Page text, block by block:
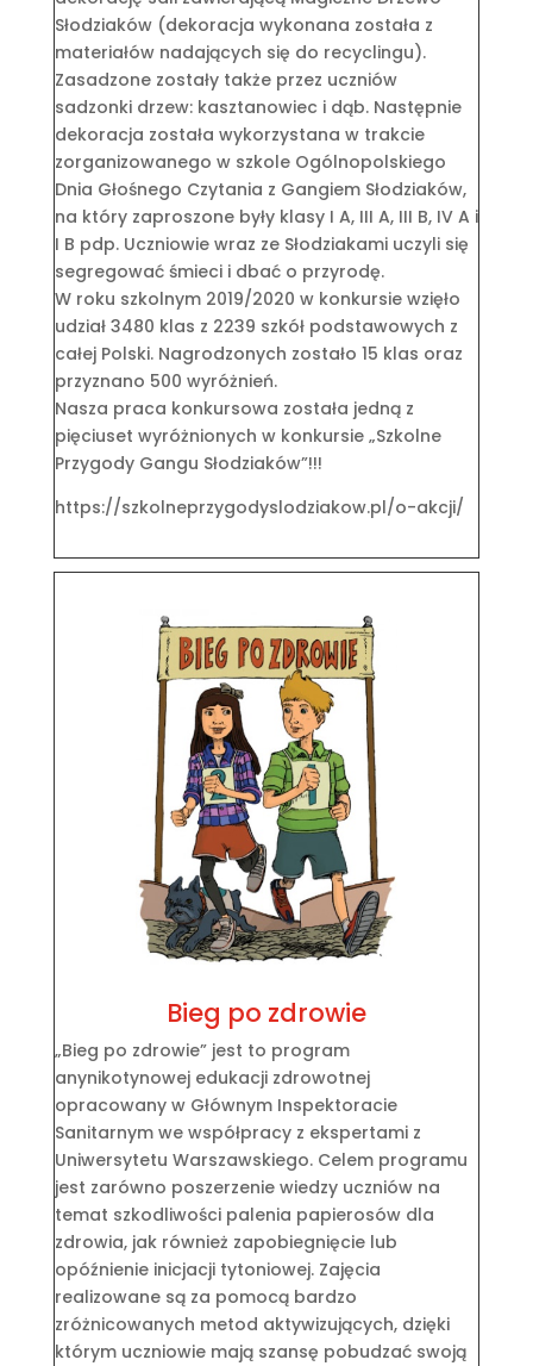
Słodziaków (dekoracja wykonana została z
materiałów nadających się do recyclingu).
Zasadzone zostały także przez uczniów
sadzonki drzew: kasztanowiec i dąb. Następnie
dekoracja została wykorzystana w trakcie
zorganizowanego w szkole Ogólnopolskiego
Dnia Głośnego Czytania z Gangiem Słodziaków,
na który zaproszone były klasy I A, III A, III B, IV A i
I B pdp. Uczniowie wraz ze Słodziakami uczyli się
segregować śmieci i dbać o przyrodę.
W roku szkolnym 2019/2020 w konkursie wzięło
udział 3480 klas z 2239 szkół podstawowych z
całej Polski. Nagrodzonych zostało 15 klas oraz
przyznano 500 wyróżnień.
Nasza praca konkursowa została jedną z
pięciuset wyróżnionych w konkursie „Szkolne
Przygody Gangu Słodziaków”!!!
https://szkolneprzygodyslodziakow.pl/o-akcji/
Bieg po zdrowie
„Bieg po zdrowie” jest to program
anynikotynowej edukacji zdrowotnej
opracowany w Głównym Inspektoracie
Sanitarnym we współpracy z ekspertami z
Uniwersytetu Warszawskiego. Celem programu
jest zarówno poszerzenie wiedzy uczniów na
temat szkodliwości palenia papierosów dla
zdrowia, jak również zapobiegnięcie lub
opóźnienie inicjacji tytoniowej. Zajęcia
realizowane są za pomocą bardzo
zróżnicowanych metod aktywizujących, dzięki
którym uczniowie mają szansę pobudzać swoją